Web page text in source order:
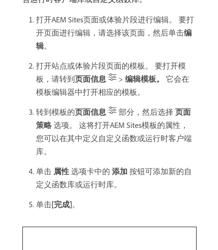
打开AEM Sites页面或体验片段进行编辑。 要打
开页面进行编辑，请选择该页面，然后单击​编
辑。
打开站点或体验片段页面的模板。 要打开模
板，请转到​页面信息 > 编辑模板。
它会在
模板编辑器中打开相应的模板。
转到模板的​页面信息 部分，然后选择​ 页面
策略 ​选项。 这将打开AEM Sites模板的属性，
您可以在其中定义自定义函数或运行时客户端
库。
单击​ 属性 ​选项卡中的​ 添加 ​按钮可添加新的自
定义函数库或运行时库。
单击​[完成]。